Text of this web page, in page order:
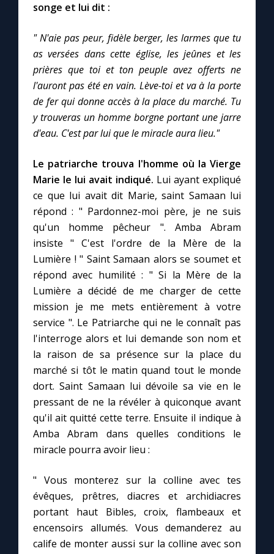
songe et lui dit :
" N'aie pas peur, fidèle berger, les larmes que tu
as versées dans cette église, les jeûnes et les
prières que toi et ton peuple avez offerts ne
l'auront pas été en vain. Lève-toi et va à la porte
de fer qui donne accès à la place du marché. Tu
y trouveras un homme borgne portant une jarre
d'eau. C'est par lui que le miracle aura lieu."
Le patriarche trouva l'homme où la Vierge
Marie le lui avait indiqué. Lui ayant expliqué
ce que lui avait dit Marie, saint Samaan lui
répond : " Pardonnez-moi père, je ne suis
qu'un homme pêcheur ". Amba Abram
insiste " C'est l'ordre de la Mère de la
Lumière ! " Saint Samaan alors se soumet et
répond avec humilité : " Si la Mère de la
Lumière a décidé de me charger de cette
mission je me mets entièrement à votre
service ". Le Patriarche qui ne le connaît pas
l'interroge alors et lui demande son nom et
la raison de sa présence sur la place du
marché si tôt le matin quand tout le monde
dort. Saint Samaan lui dévoile sa vie en le
pressant de ne la révéler à quiconque avant
qu'il ait quitté cette terre. Ensuite il indique à
Amba Abram dans quelles conditions le
miracle pourra avoir lieu :
" Vous monterez sur la colline avec tes
évêques, prêtres, diacres et archidiacres
portant haut Bibles, croix, flambeaux et
encensoirs allumés. Vous demanderez au
calife de monter aussi sur la colline avec son